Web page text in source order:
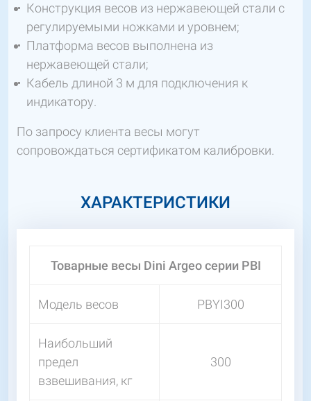
Конструкция весов из нержавеющей стали с
регулируемыми ножками и уровнем;
Платформа весов выполнена из
нержавеющей стали;
Кабель длиной 3 м для подключения к
индикатору.
По запросу клиента весы могут
сопровождаться сертификатом калибровки.
ХАРАКТЕРИСТИКИ
Товарные весы Dini Argeo серии PBI
Модель весов PBYI300
Наибольший
предел
взвешивания, кг
300